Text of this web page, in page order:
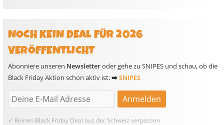
NOCH KEIN DEAL FÜR 2026
VERÖFFENTLICHT
Abonniere unseren Newsletteroder gehe zu SNIPES und schau, ob die
Black Friday Aktion schon aktiv ist:➡️SNIPES
✓ Keinen Black Friday Deal aus der Schweiz verpassen